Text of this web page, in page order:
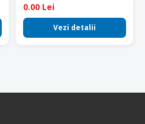
0.00 Lei
Vezi detalii